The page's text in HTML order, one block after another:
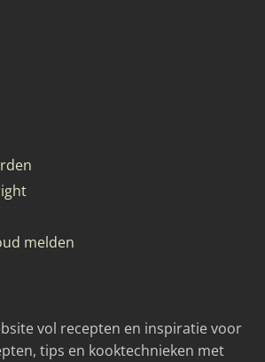
melden
vol recepten en inspiratie voor
tips en kooktechnieken met